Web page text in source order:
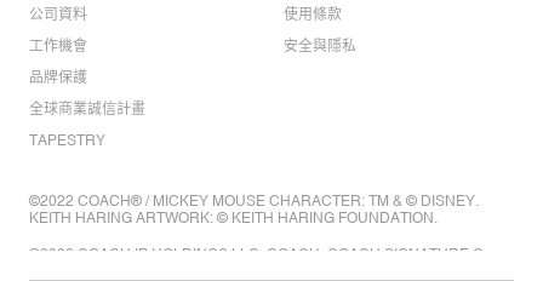
公司資料
工作機會
品牌保護
全球商業誠信計畫
TAPESTRY
使用條款
安全與隱私
©2022 COACH® / MICKEY MOUSE CHARACTER: TM & © DISNEY.
KEITH HARING ARTWORK: © KEITH HARING FOUNDATION.
©2022 COACH IP HOLDINGS LLC. COACH, COACH SIGNATURE C